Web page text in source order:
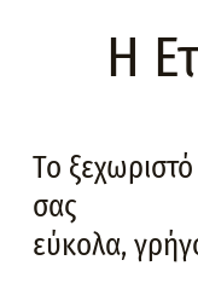
Η
Το
σας
εύκολα,